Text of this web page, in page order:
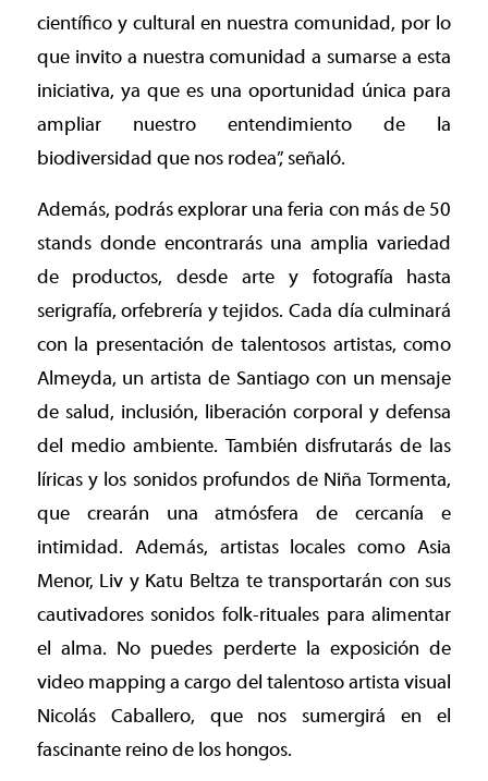
científico y cultural en nuestra comunidad, por lo
que invito a nuestra comunidad a sumarse a esta
iniciativa, ya que es una oportunidad única para
ampliar nuestro entendimiento de la
biodiversidad que nos rodea”, señaló.
Además, podrás explorar una feria con más de 50
stands donde encontrarás una amplia variedad
de productos, desde arte y fotografía hasta
serigrafía, orfebrería y tejidos. Cada día culminará
con la presentación de talentosos artistas, como
Almeyda, un artista de Santiago con un mensaje
de salud, inclusión, liberación corporal y defensa
del medio ambiente. También disfrutarás de las
líricas y los sonidos profundos de Niña Tormenta,
que crearán una atmósfera de cercanía e
intimidad. Además, artistas locales como Asia
Menor, Liv y Katu Beltza te transportarán con sus
cautivadores sonidos folk-rituales para alimentar
el alma. No puedes perderte la exposición de
video mapping a cargo del talentoso artista visual
Nicolás Caballero, que nos sumergirá en el
fascinante reino de los hongos.